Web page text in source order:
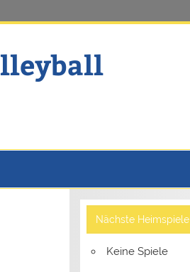
Nächste Heimspiele
Keine Spiele